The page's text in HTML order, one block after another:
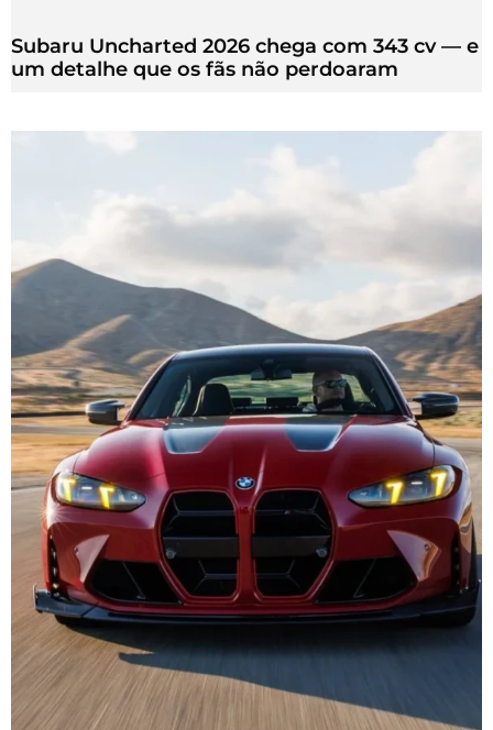
Subaru Uncharted 2026 chega com 343 cv — e
um detalhe que os fãs não perdoaram